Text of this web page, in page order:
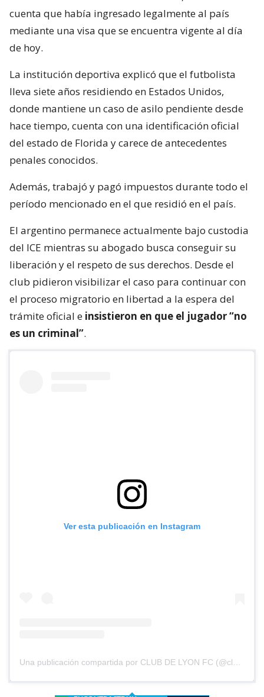
cuenta que había ingresado legalmente al país
mediante una visa que se encuentra vigente al día
de hoy.
La institución deportiva explicó que el futbolista
lleva siete años residiendo en Estados Unidos,
donde mantiene un caso de asilo pendiente desde
hace tiempo, cuenta con una identificación oficial
del estado de Florida y carece de antecedentes
penales conocidos.
Además, trabajó y pagó impuestos durante todo el
período mencionado en el que residió en el país.
El argentino permanece actualmente bajo custodia
del ICE mientras su abogado busca conseguir su
liberación y el respeto de sus derechos. Desde el
club pidieron visibilizar el caso para continuar con
el proceso migratorio en libertad a la espera del
trámite oficial e insistieron en que el jugador “no
es un criminal”.
Ver esta publicación en Instagram
Una publicación compartida por CLUB DE LYON FC (@clubdelyonfc)